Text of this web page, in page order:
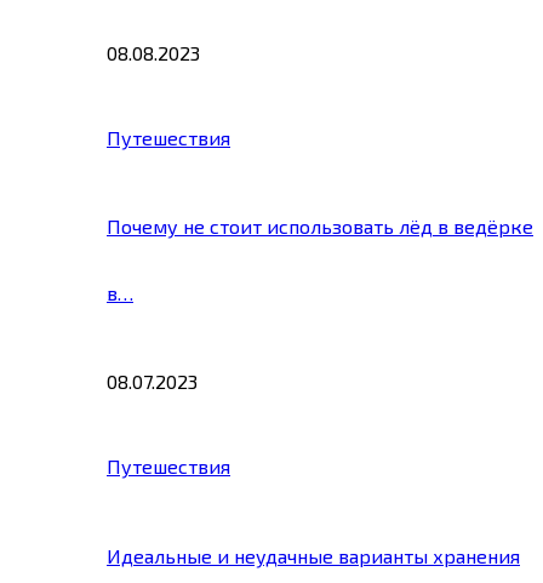
08.08.2023
Путешествия
Почему не стоит использовать лёд в ведёрке
в…
08.07.2023
Путешествия
Идеальные и неудачные варианты хранения